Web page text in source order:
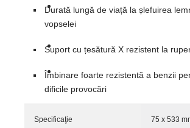
Durată lungă de viață la șlefuirea
vopselei
Suport cu țesătură X rezistent la
Îmbinare foarte rezistentă a benzii
dificile provocări
Specificaţie 75 x 533